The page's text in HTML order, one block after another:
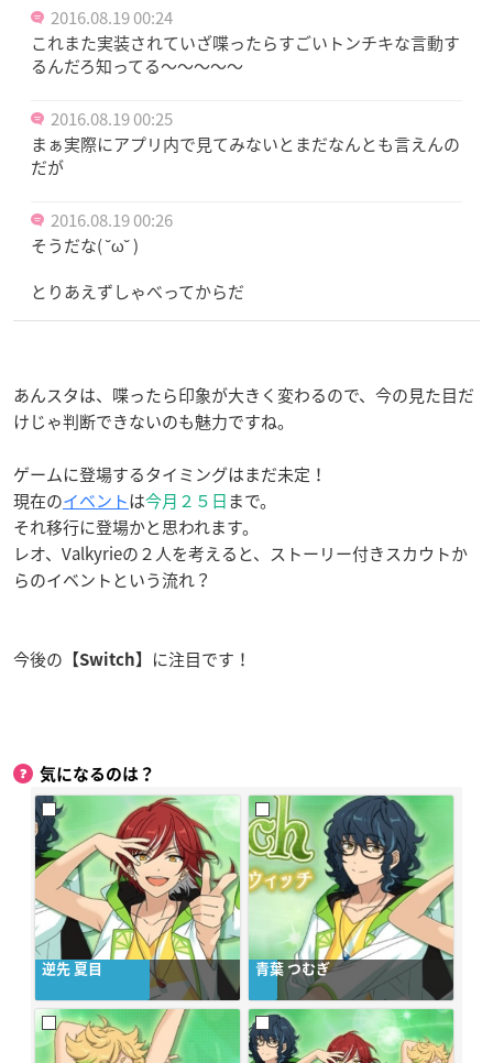
2016.08.19 00:24
これまた実装されていざ喋ったらすごいトンチキな言動す
るんだろ知ってる～～～～～
2016.08.19 00:25
まぁ実際にアプリ内で見てみないとまだなんとも言えんの
だが
2016.08.19 00:26
そうだな( ˘ω˘ )
とりあえずしゃべってからだ
あんスタは、喋ったら印象が大きく変わるので、今の見た目だ
けじゃ判断できないのも魅力ですね。
ゲームに登場するタイミングはまだ未定！
現在のイベントは今月２５日まで。
それ移行に登場かと思われます。
レオ、Valkyrieの２人を考えると、ストーリー付きスカウトか
らのイベントという流れ？
今後の 【Switch】 に注目です！
気になるのは？
逆先 夏目 青葉 つむぎ